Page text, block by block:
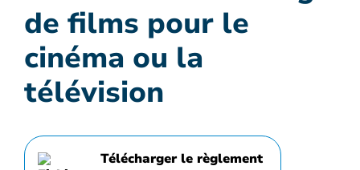
de films pour le
cinéma ou la
télévision
Télécharger le règlement